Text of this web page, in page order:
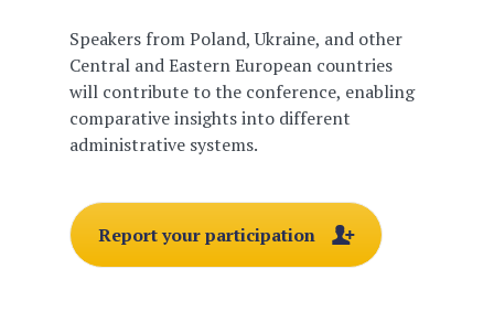
Speakers from Poland, Ukraine, and other
Central and Eastern European countries
will contribute to the conference, enabling
comparative insights into different
administrative systems.
Report your participation